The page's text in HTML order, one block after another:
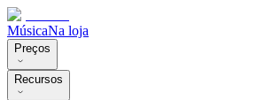
MúsicaNa loja
Preços
Recursos